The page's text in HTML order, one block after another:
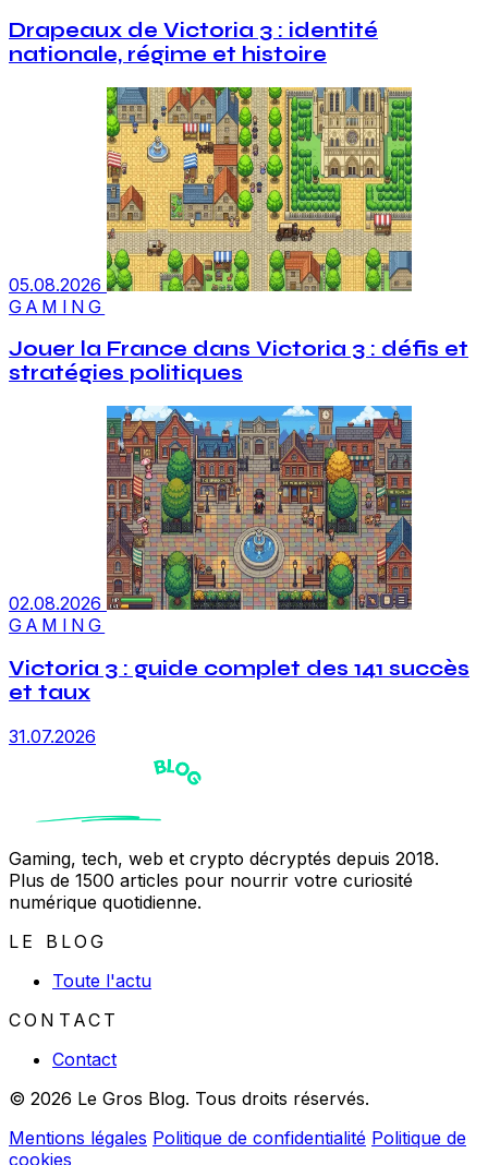
Drapeaux de Victoria 3 : identité
nationale, régime et histoire
05.08.2026
GAMING
Jouer la France dans Victoria 3 : défis et
stratégies politiques
02.08.2026
GAMING
Victoria 3 : guide complet des 141 succès
et taux
31.07.2026
Gaming, tech, web et crypto décryptés depuis 2018.
Plus de 1500 articles pour nourrir votre curiosité
numérique quotidienne.
LE BLOG
Toute l'actu
CONTACT
Contact
© 2026 Le Gros Blog. Tous droits réservés.
Mentions légales Politique de confidentialité Politique de
cookies